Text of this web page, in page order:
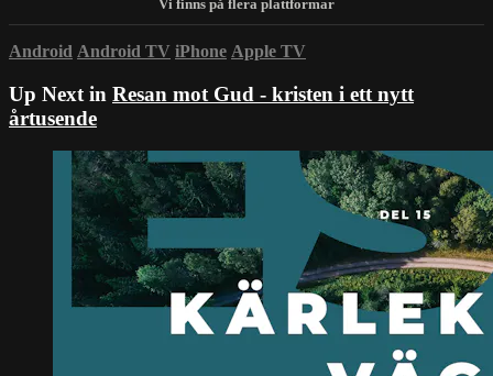
Android Android TV iPhone Apple TV
Up Next in Resan mot Gud - kristen i ett nytt
årtusende